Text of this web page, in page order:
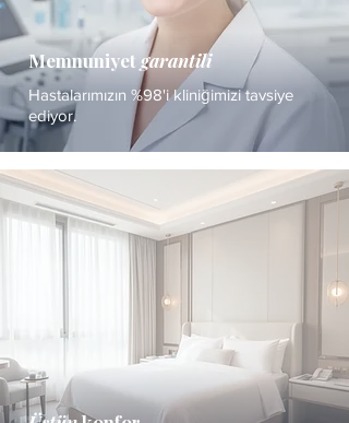
Memnuniyet garantili
Hastalarımızın %98'i kliniğimizi tavsiye
ediyor.